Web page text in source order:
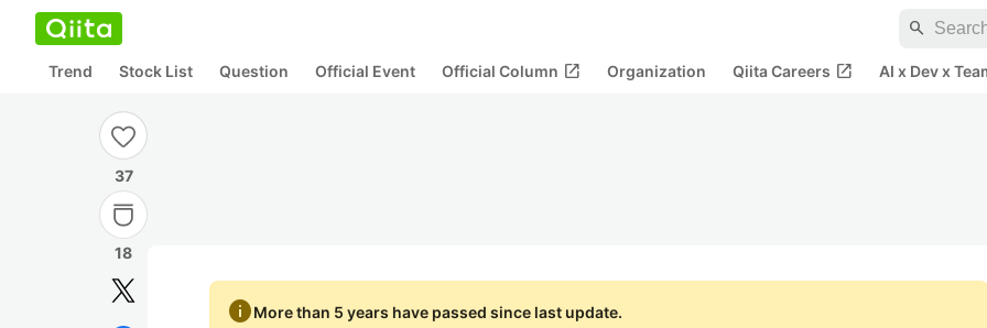
search
Trend Stock List Question Official Event Official Column open_in_new Organization Qiita Careers open_in_new AI x Dev x
37
18
infoMore than 5 years have passed since last update.